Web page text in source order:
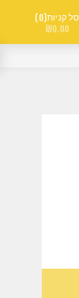
סל קניות 0
₪0.00